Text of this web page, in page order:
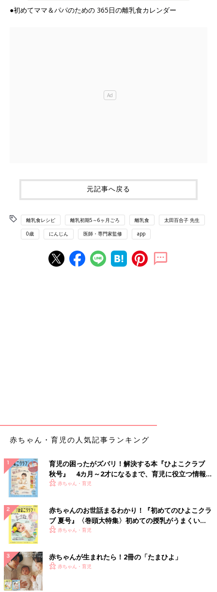
●初めてママ＆パパのための 365日の離乳食カレンダー
元記事へ戻る
離乳食レシピ 離乳初期5～6ヶ月ごろ 離乳食 太田百合子 先生
0歳 にんじん 医師・専門家監修 app
赤ちゃん・育児の人気記事ランキング
育児の困ったがズバリ！解決する本『ひよこクラブ
秋号』 4カ月～2才になるまで、育児に役立つ情報が
いっぱい！
赤ちゃん・育児
赤ちゃんのお世話まるわかり！『初めてのひよこクラ
ブ 夏号』〈巻頭大特集〉初めての授乳がうまくい
く！ おっぱい・ミルクの基本と夏のトラブル 解決テ
赤ちゃん・育児
赤ちゃんが生まれたら！2冊の「たまひよ」
赤ちゃん・育児